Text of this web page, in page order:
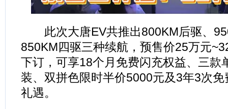
此次大唐EV共推出800KM后驱、
850KM四驱三种续航，预售价25万元
下订，可享18个月免费闪充权益、三款
装、双拼色限时半价5000元及3年3次
礼遇。